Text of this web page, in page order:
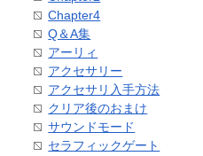
Chapter4
Q＆A集
アーリィ
アクセサリー
アクセサリ入手方法
クリア後のおまけ
サウンドモード
セラフィックゲート